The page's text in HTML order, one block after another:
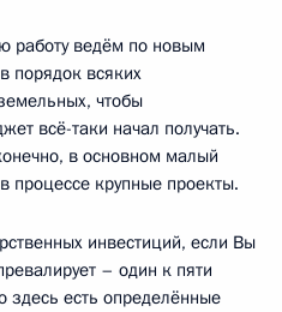
работу ведём по новым
порядок всяких
чтобы
всё-таки начал получать.
в основном малый
процессе крупные проекты.
инвестиций, если Вы
– один к пяти
здесь есть определённые